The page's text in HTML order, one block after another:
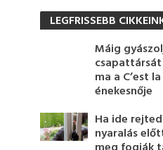
LEGFRISSEBB
Máig
csapattársát
ma a C’est
énekesnője
Ha ide
nyaralás